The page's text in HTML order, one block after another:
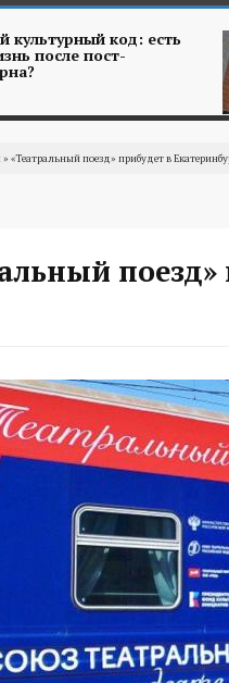
культурный код: есть
после пост-
» «Театральный поезд» прибудет в